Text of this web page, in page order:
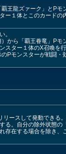
王龍ズァーク」とPモ
ー１体とこのカード
。
から「覇王眷竜」Pモ
ター１体のX召喚を行
Pモンスターが戦闘・
ースして発動できる
。自分の除外状態
在する場合を除き